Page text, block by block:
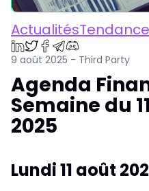
ActualitésTendance
9 août 2025 - Third Party
Agenda
Semaine du
2025
Lundi 11 août